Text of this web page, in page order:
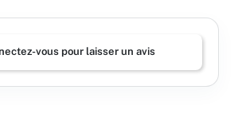
vous pour laisser un avis